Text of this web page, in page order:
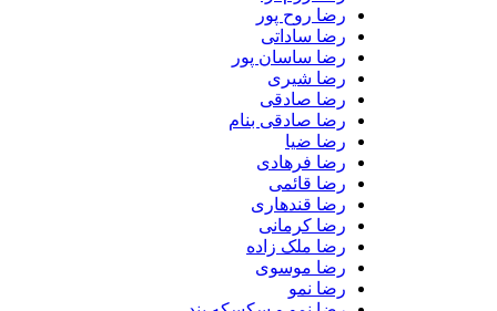
رضا روح پور
رضا ساداتی
رضا ساسان پور
رضا شیری
رضا صادقی
رضا صادقی بنام
رضا ضیا
رضا فرهادی
رضا قائمی
رضا قندهاری
رضا کرمانی
رضا ملک زاده
رضا موسوی
رضا نمو